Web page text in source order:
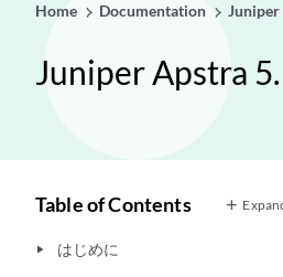
Home Documentation Juniper
Juniper Apstra
Table of Contents
play_arrow はじめに